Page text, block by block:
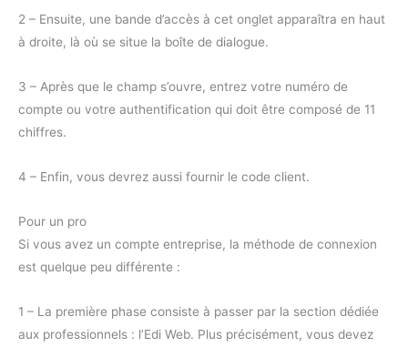
2 – Ensuite, une bande d’accès à cet onglet apparaîtra en haut
à droite, là où se situe la boîte de dialogue.
3 – Après que le champ s’ouvre, entrez votre numéro de
compte ou votre authentification qui doit être composé de 11
chiffres.
4 – Enfin, vous devrez aussi fournir le code client.
Pour un pro
Si vous avez un compte entreprise, la méthode de connexion
est quelque peu différente :
1 – La première phase consiste à passer par la section dédiée
aux professionnels : l’Edi Web. Plus précisément, vous devez